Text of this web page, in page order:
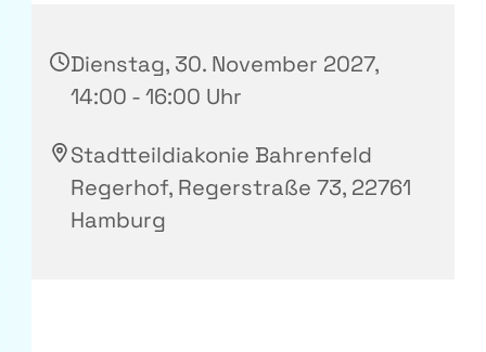
Dienstag, 30. November 2027,
14:00 - 16:00 Uhr
Stadtteildiakonie Bahrenfeld
Regerhof, Regerstraße 73, 22761
Hamburg